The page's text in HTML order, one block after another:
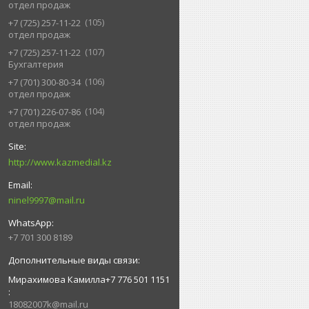
отдел продаж
+7 (725) 257-11-22
105
отдел продаж
+7 (725) 257-11-22
107
Бухгалтерия
+7 (701) 300-80-34
106
отдел продаж
+7 (701) 226-07-86
104
отдел продаж
http://www.kazmedial.kz
ninel9997@mail.ru
+7 701 300 8189
Мирахимова Камилла+7 776 501 1151
18082007k@mail.ru